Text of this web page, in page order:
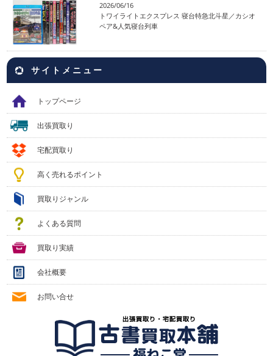
2026/06/16
トワイライトエクスプレス 寝台特急北斗星／カシオ
ペア&人気寝台列車
サイトメニュー
トップページ
出張買取り
宅配買取り
高く売れるポイント
買取りジャンル
よくある質問
買取り実績
会社概要
お問い合せ